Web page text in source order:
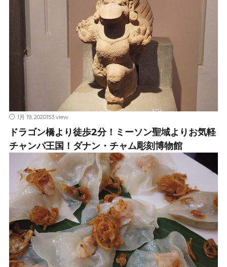
1月 19, 2020153 view
ドラゴン橋より徒歩2分！ミーソン聖域よりお気軽
チャンパ王国！ダナン・チャム彫刻博物館